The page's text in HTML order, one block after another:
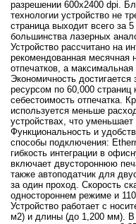
разрешении 600x2400 dpi.
технологии устройство не
страница выходит всего за
большинства лазерных
Устройство рассчитано на
рекомендованная месячная
отпечатков, а
Экономичность
ресурсом по 60,000
себестоимость отпечатка.
используется меньше
устройствах, что
Функциональность и
способы подключения:
гибкость интеграции в
включает двустороннюю
также автоподатчик для
за один проход. Скорость
одностороннем режиме и
Устройство работает с
м2) и длины (до 1,200 мм). В